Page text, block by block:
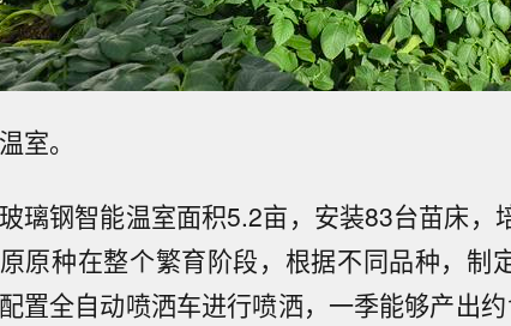
室。
璃钢智能温室面积5.2亩，安装83台苗床，
原种在整个繁育阶段，根据不同品种，制
置全自动喷洒车进行喷洒，一季能够产出